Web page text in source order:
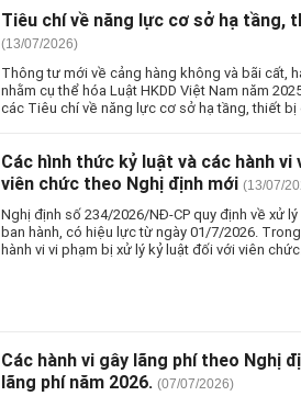
Tiêu chí về năng lực cơ sở hạ tầng,
(13/07/2026)
Thông tư mới về cảng hàng không và bãi cất,
nhằm cụ thể hóa Luật HKDD Việt Nam năm
các Tiêu chí về năng lực cơ sở hạ tầng, thiết bị
Các hình thức kỷ luật và các hành
viên chức theo Nghị định mới (13/07/
Nghị định số 234/2026/NĐ-CP quy định về xử
ban hành, có hiệu lực từ ngày 01/7/2026.
hành vi vi phạm bị xử lý kỷ luật đối với viên
Các hành vi gây lãng phí theo Nghị
lãng phí năm 2026. (07/07/2026)